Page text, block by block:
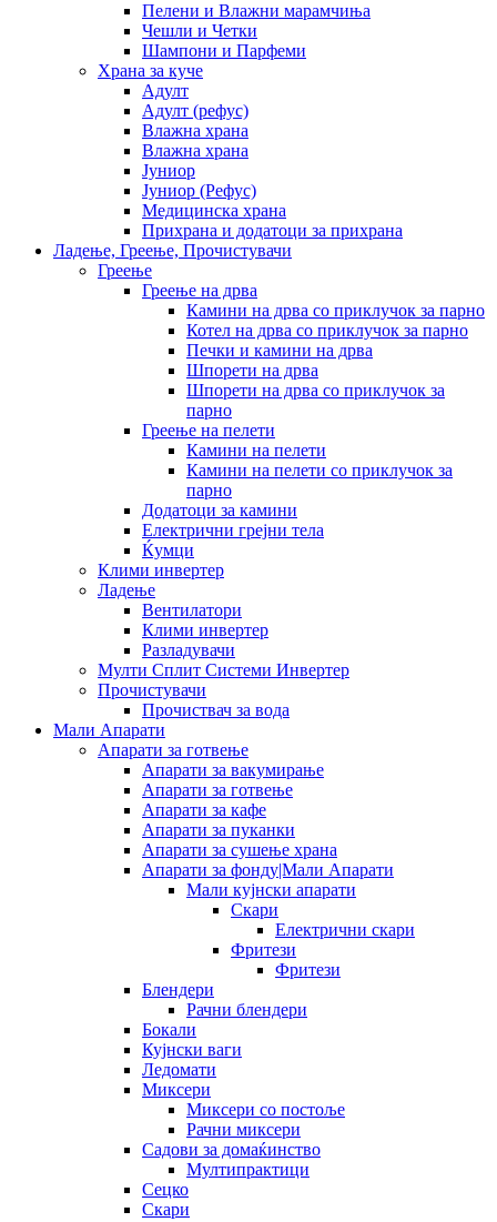
Пелени и Влажни марамчиња
Чешли и Четки
Шампони и Парфеми
Храна за куче
Адулт
Адулт (рефус)
Влажна храна
Влажна храна
Јуниор
Јуниор (Рефус)
Медицинска храна
Прихрана и додатоци за прихрана
Ладење, Греење, Прочистувачи
Греење
Греење на дрва
Камини на дрва со приклучок за парно
Котел на дрва со приклучок за парно
Печки и камини на дрва
Шпорети на дрва
Шпорети на дрва со приклучок за
парно
Греење на пелети
Камини на пелети
Камини на пелети со приклучок за
парно
Додатоци за камини
Електрични грејни тела
Ќумци
Клими инвертер
Ладење
Вентилатори
Клими инвертер
Разладувачи
Мулти Сплит Системи Инвертер
Прочистувачи
Прочиствач за вода
Мали Апарати
Апарати за готвење
Апарати за вакумирање
Апарати за готвење
Апарати за кафе
Апарати за пуканки
Апарати за сушење храна
Апарати за фонду|Мали Апарати
Мали кујнски апарати
Скари
Електрични скари
Фритези
Фритези
Блендери
Рачни блендери
Бокали
Кујнски ваги
Ледомати
Миксери
Миксери со постоље
Рачни миксери
Садови за домаќинство
Мултипрактици
Сецко
Скари